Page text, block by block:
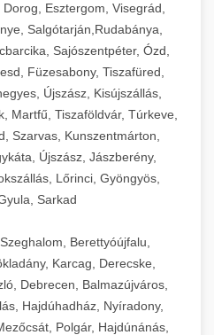
Esztergom, Visegrád,
Salgótarján,Rudabánya,
Sajószentpéter, Ózd,
Füzesabony, Tiszafüred,
Újszász, Kisújszállás,
Martfű, Tiszaföldvár, Túrkeve,
Szarvas, Kunszentmárton,
Újszász, Jászberény,
Lőrinci, Gyöngyös,
Sarkad
Berettyóújfalu,
Karcag, Derecske,
Debrecen, Balmazújváros,
Hajdúhadház, Nyíradony,
Polgár, Hajdúnánás,